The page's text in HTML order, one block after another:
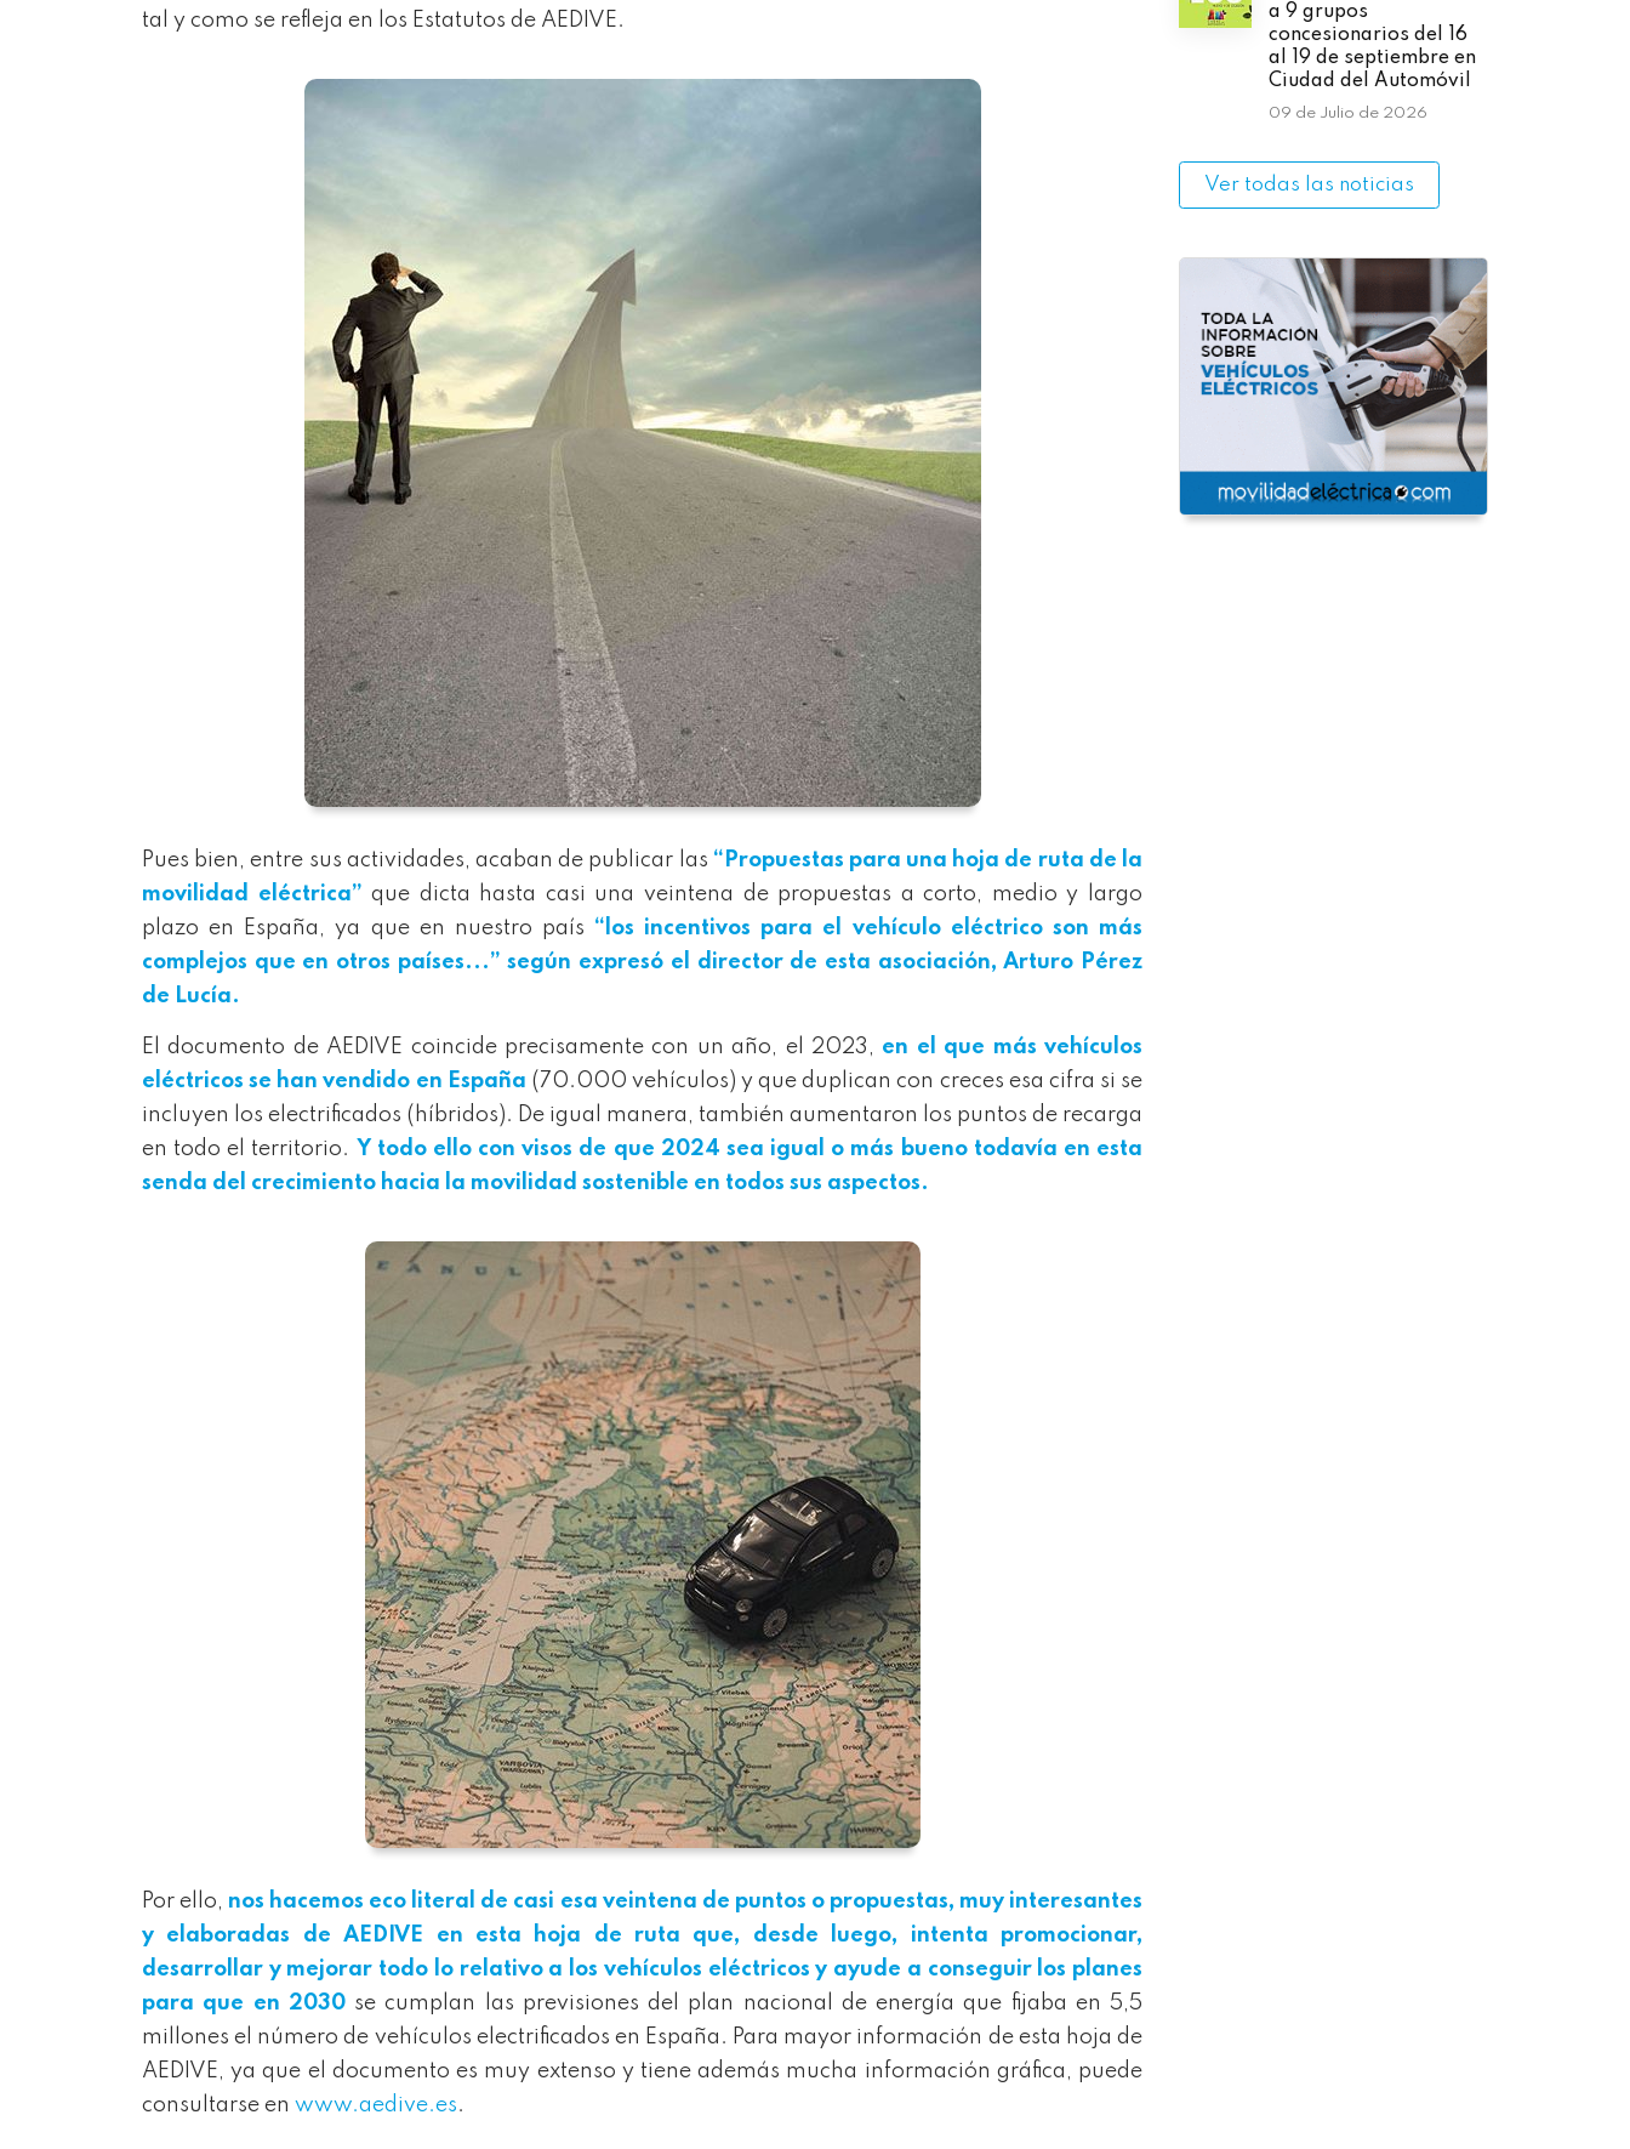
tal y como se refleja en los Estatutos de AEDIVE.
Pues bien, entre sus actividades, acaban de publicar las “Propuestas para una hoja de ruta de la
movilidad eléctrica” que dicta hasta casi una veintena de propuestas a corto, medio y largo
plazo en España, ya que en nuestro país “los incentivos para el vehículo eléctrico son más
complejos que en otros países...” según expresó el director de esta asociación, Arturo Pérez
de Lucía.
El documento de AEDIVE coincide precisamente con un año, el 2023, en el que más vehículos
eléctricos se han vendido en España (70.000 vehículos) y que duplican con creces esa cifra si se
incluyen los electrificados (híbridos). De igual manera, también aumentaron los puntos de recarga
en todo el territorio. Y todo ello con visos de que 2024 sea igual o más bueno todavía en esta
senda del crecimiento hacia la movilidad sostenible en todos sus aspectos.
Por ello, nos hacemos eco literal de casi esa veintena de puntos o propuestas, muy interesantes
y elaboradas de AEDIVE en esta hoja de ruta que, desde luego, intenta promocionar,
desarrollar y mejorar todo lo relativo a los vehículos eléctricos y ayude a conseguir los planes
para que en 2030se cumplan las previsiones del plan nacional de energía que fijaba en 5,5
millones el número de vehículos electrificados en España. Para mayor información de esta hoja de
AEDIVE, ya que el documento es muy extenso y tiene además mucha información gráfica, puede
consultarse en www.aedive.es.
a 9 grupos
concesionarios del 16
al 19 de septiembre en
Ciudad del Automóvil
09 de Julio de 2026
Ver todas las noticias